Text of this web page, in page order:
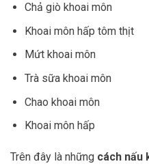
Chả giò khoai môn
Khoai môn hấp tôm thịt
Mứt khoai môn
Trà sữa khoai môn
Chao khoai môn
Khoai môn hấp
Trên đây là những cách nấu